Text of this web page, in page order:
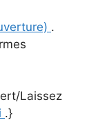
.
Laissez
.}